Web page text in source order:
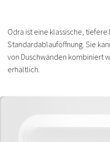
Odra ist eine klassische,
Standardablauföffnung. Sie
von Duschwänden kombiniert
erhältlich.